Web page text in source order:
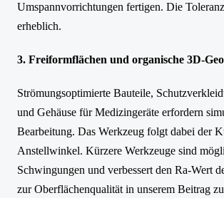
Umspannvorrichtungen fertigen. Die
erheblich.
3. Freiformflächen und organische 3D-
Strömungsoptimierte Bauteile,
und Gehäuse für Medizingeräte erfordern
Bearbeitung. Das Werkzeug folgt dabei der
Anstellwinkel. Kürzere Werkzeuge sind
Schwingungen und verbessert den Ra-Wert
zur Oberflächenqualität in unserem Beitrag zu